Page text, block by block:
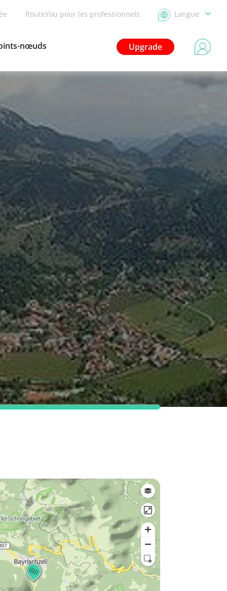
RouteYou pour les professionnels Langue
Upgrade
nœuds